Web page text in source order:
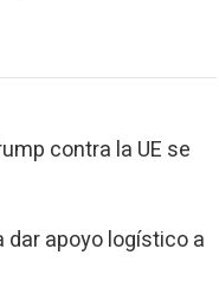
contra la UE se
dar apoyo logístico a